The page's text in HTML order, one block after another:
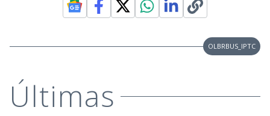
OLBRBUS_IPTC
Últimas